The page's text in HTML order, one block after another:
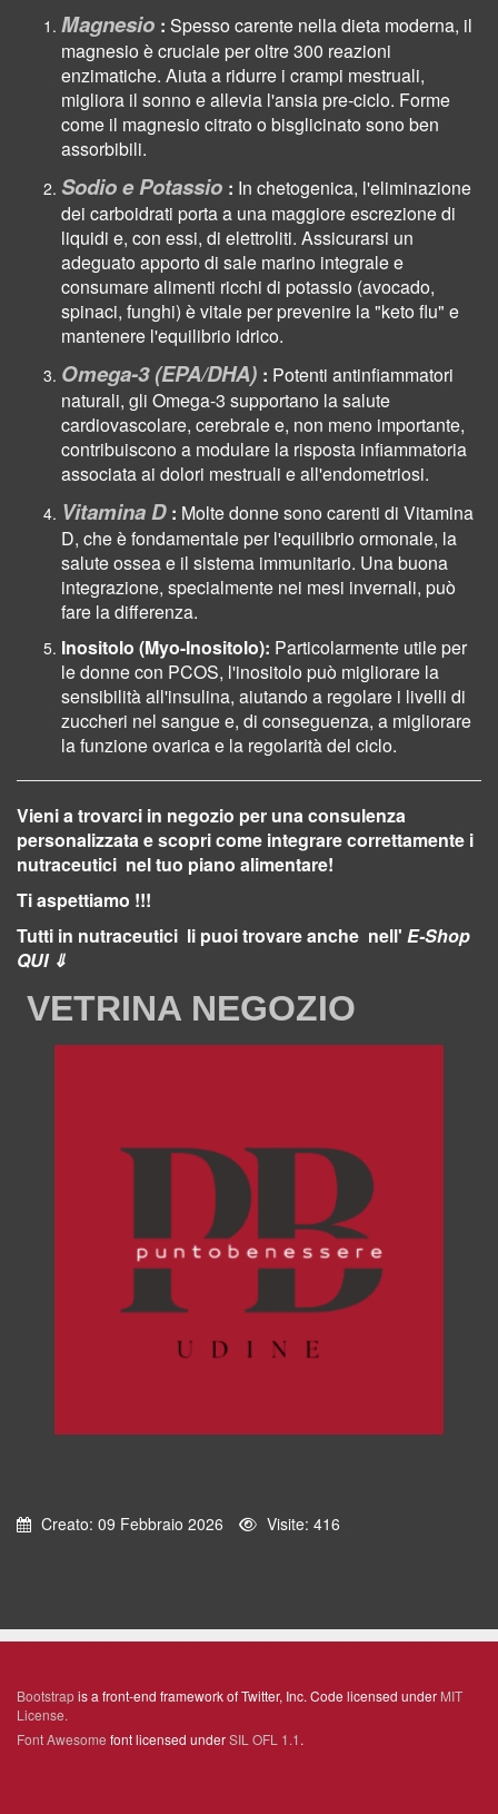
Magnesio : Spesso carente nella dieta moderna, il
magnesio è cruciale per oltre 300 reazioni
enzimatiche. Aiuta a ridurre i crampi mestruali,
migliora il sonno e allevia l'ansia pre-ciclo. Forme
come il magnesio citrato o bisglicinato sono ben
assorbibili.
Sodio e Potassio : In chetogenica, l'eliminazione
dei carboidrati porta a una maggiore escrezione di
liquidi e, con essi, di elettroliti. Assicurarsi un
adeguato apporto di sale marino integrale e
consumare alimenti ricchi di potassio (avocado,
spinaci, funghi) è vitale per prevenire la "keto flu" e
mantenere l'equilibrio idrico.
Omega-3 (EPA/DHA) : Potenti antinfiammatori
naturali, gli Omega-3 supportano la salute
cardiovascolare, cerebrale e, non meno importante,
contribuiscono a modulare la risposta infiammatoria
associata ai dolori mestruali e all'endometriosi.
Vitamina D : Molte donne sono carenti di Vitamina
D, che è fondamentale per l'equilibrio ormonale, la
salute ossea e il sistema immunitario. Una buona
integrazione, specialmente nei mesi invernali, può
fare la differenza.
Inositolo (Myo-Inositolo): Particolarmente utile per
le donne con PCOS, l'inositolo può migliorare la
sensibilità all'insulina, aiutando a regolare i livelli di
zuccheri nel sangue e, di conseguenza, a migliorare
la funzione ovarica e la regolarità del ciclo.
Vieni a trovarci in negozio per una consulenza
personalizzata e scopri come integrare correttamente i
nutraceutici nel tuo piano alimentare!
Ti aspettiamo !!!
Tutti in nutraceutici li puoi trovare anche nell' E-Shop
QUI ⇓
VETRINA NEGOZIO
Creato: 09 Febbraio 2026 Visite: 416
Bootstrapis a front-end framework of Twitter, Inc. Code licensed under MIT
License.
Font Awesome font licensed underSIL OFL 1.1.